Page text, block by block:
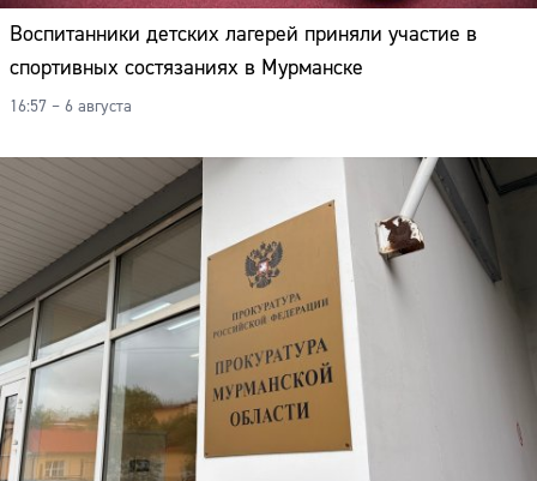
Воспитанники детских лагерей приняли участие в
спортивных состязаниях в Мурманске
16:57 – 6 августа